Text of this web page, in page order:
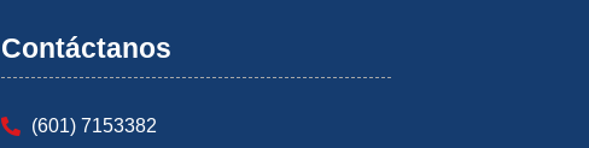
Contáctanos
(601) 7153382